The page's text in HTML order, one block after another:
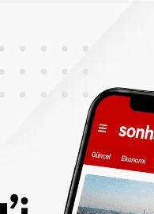
tamamen